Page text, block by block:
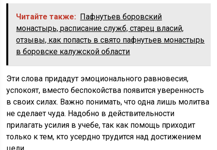
Читайте также: Пафнутьев боровский
монастырь, расписание служб, старец власий,
отзывы, как попасть в свято пафнутьев монастырь
в боровске калужской области
Эти слова придадут эмоционального равновесия,
успокоят, вместо беспокойства появится уверенность
в своих силах. Важно понимать, что одна лишь молитва
не сделает чуда. Надобно в действительности
прилагать усилия в учебе, так как помощь приходит
только к тем, кто усердно трудится над достижением